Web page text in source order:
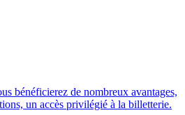
bénéficierez de nombreux avantages,
un accès privilégié à la billetterie.